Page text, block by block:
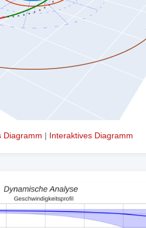
Diagramm | Interaktives Diagramm